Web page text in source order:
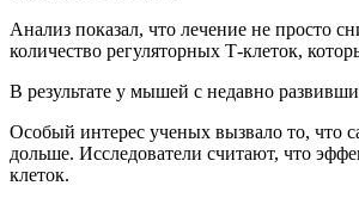
Анализ показал, что лечение не просто
количество регуляторных Т-клеток,
В результате у мышей с недавно
Особый интерес ученых вызвало то, что
дольше. Исследователи считают, что
клеток.